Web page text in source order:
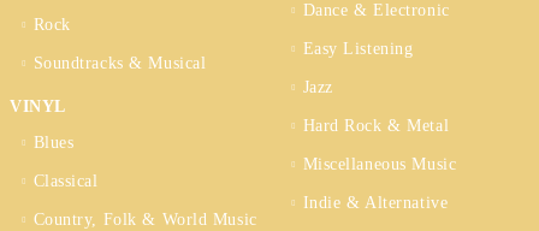
Rock
Soundtracks & Musical
VINYL
Blues
Classical
Country, Folk & World Music
Dance & Electronic
Easy Listening
Jazz
Hard Rock & Metal
Miscellaneous Music
Indie & Alternative